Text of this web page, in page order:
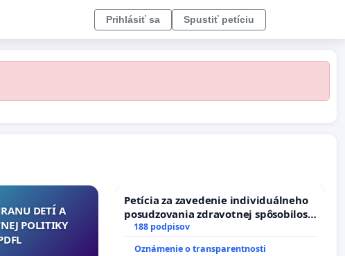
Prihlásiť sa Spustiť petíciu
DETÍ A
POLITIKY
Petícia za zavedenie individuálneho
posudzovania zdravotnej spôsobilosti
osôb s diabetom 1. a 2. typu pri
prijímaní do Policajného zboru SR
188 podpisov
Oznámenie o transparentnosti